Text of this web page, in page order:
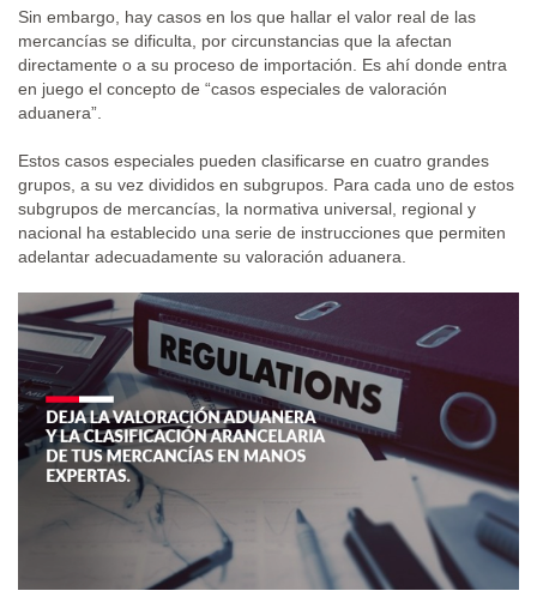
Sin embargo, hay casos en los que hallar el valor real de las
mercancías se dificulta, por circunstancias que la afectan
directamente o a su proceso de importación. Es ahí donde entra
en juego el concepto de “casos especiales de valoración
aduanera”.
Estos casos especiales pueden clasificarse en cuatro grandes
grupos, a su vez divididos en subgrupos. Para cada uno de estos
subgrupos de mercancías, la normativa universal, regional y
nacional ha establecido una serie de instrucciones que permiten
adelantar adecuadamente su valoración aduanera.